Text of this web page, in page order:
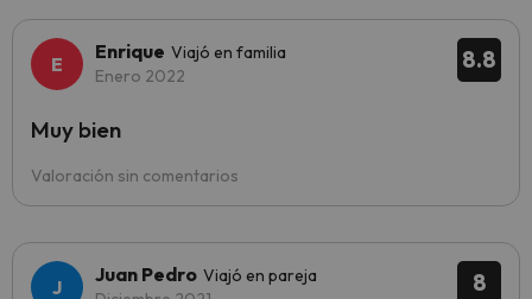
8.8
Enrique Viajó en familia
Enero 2022
Valoración sin comentarios
Muy bien
8
Juan Pedro Viajó en pareja